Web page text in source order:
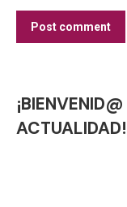
Post comment
ACTUALIDAD!